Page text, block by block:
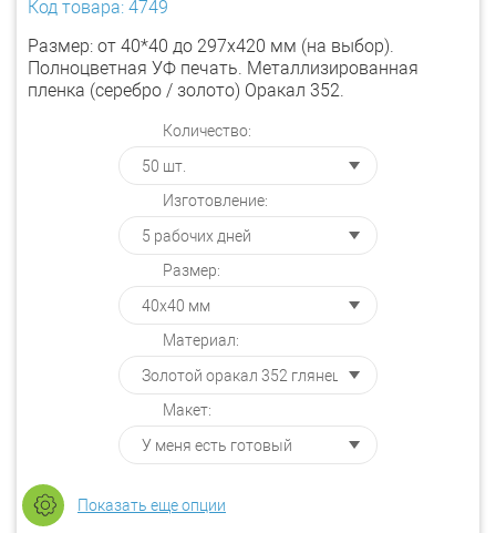
Код товара: 4749
Размер: от 40*40 до 297х420 мм (на выбор).
Полноцветная УФ печать. Металлизированная
пленка (серебро / золото) Оракал 352.
Количество:
Изготовление:
Размер:
Материал:
Макет:
Показать еще опции